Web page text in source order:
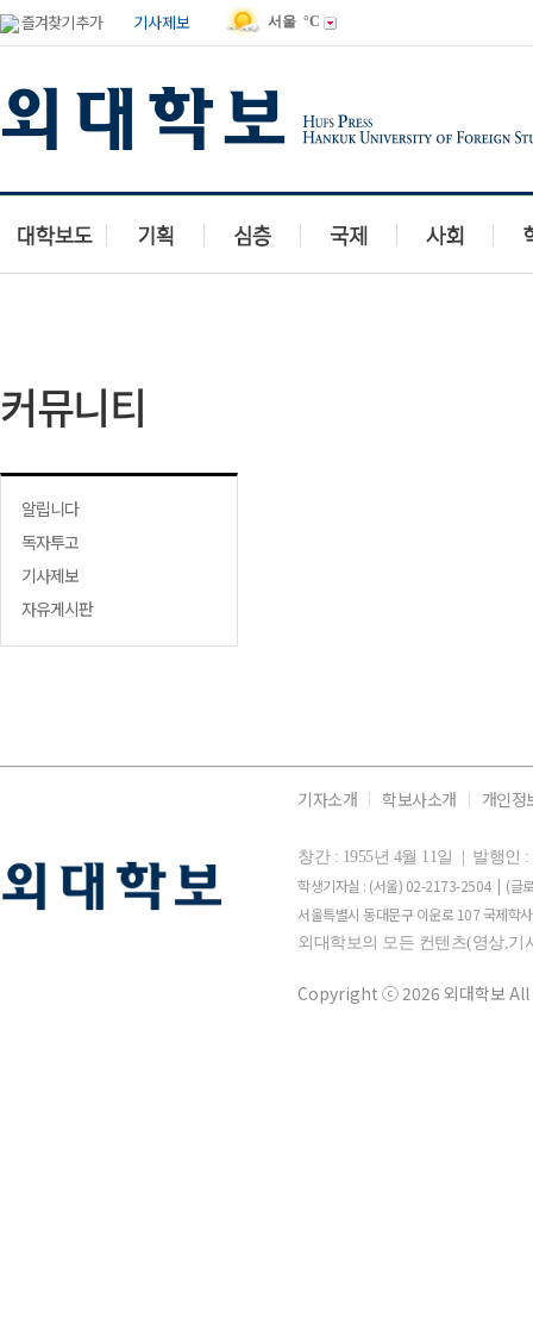
즐겨찾기 추가 기사제보 서울 °C
커뮤니티
알립니다
독자투고
기사제보
자유게시판
기자소개 학보사소개 개인정
창간 : 1955년 4월 11일 | 발행
학생기자실 : (서울) 02-2173-2504 | (글
서울특별시 동대문구 이운로 107 국제학
외대학보의 모든 컨텐츠(영상,기
Copyright ⓒ 2026 외대학보